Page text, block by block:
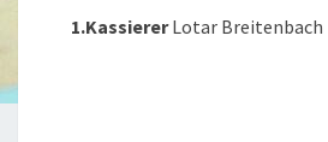
1.KassiererLotar Breitenbach